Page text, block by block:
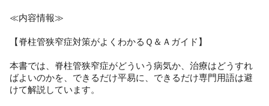
≪内容情報≫
【脊柱管狭窄症対策がよくわかるＱ＆Ａガイド】
本書では、脊柱管狭窄症がどういう病気か、治療はどうすれ
ばよいのかを、できるだけ平易に、できるだけ専門用語は避
けて解説しています。